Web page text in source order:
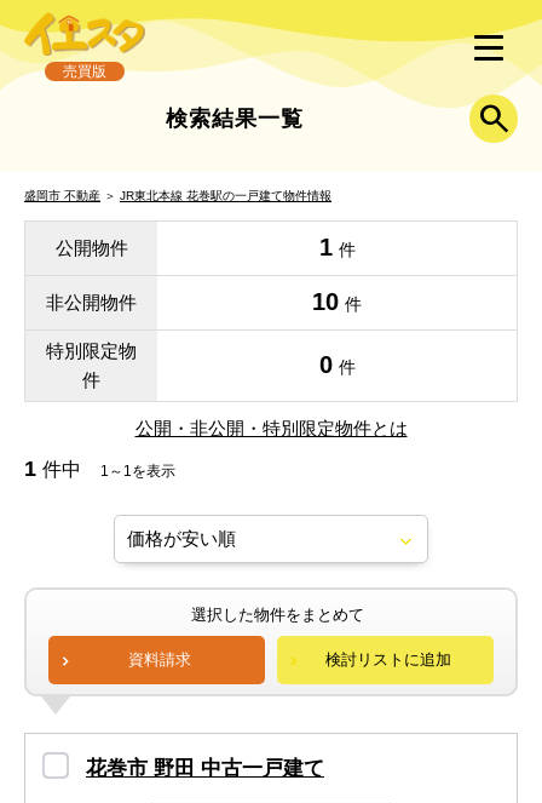
売買版
検索結果一覧
盛岡市 不動産 ＞ JR東北本線 花巻駅の一戸建て物件情報
公開物件 1 件
非公開物件 10 件
特別限定物
件
0 件
公開・非公開・特別限定物件とは
1 件中 1～1を表示
選択した物件をまとめて
資料請求 検討リストに追加
花巻市 野田 中古一戸建て